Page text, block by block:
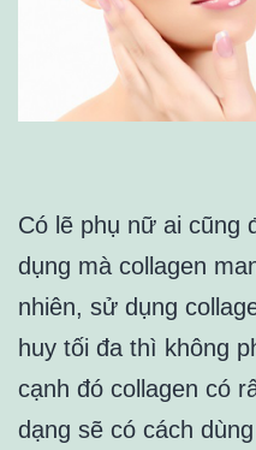
Có lẽ phụ nữ ai cũng
dụng mà collagen
nhiên, sử dụng
huy tối đa thì không
cạnh đó collagen có
dạng sẽ có cách